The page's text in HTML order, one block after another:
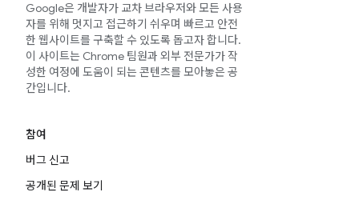
Google은 개발자가 교차 브라우저와 모든 사용
자를 위해 멋지고 접근하기 쉬우며 빠르고 안전
한 웹사이트를 구축할 수 있도록 돕고자 합니다.
이 사이트는 Chrome 팀원과 외부 전문가가 작
성한 여정에 도움이 되는 콘텐츠를 모아놓은 공
간입니다.
참여
버그 신고
공개된 문제 보기